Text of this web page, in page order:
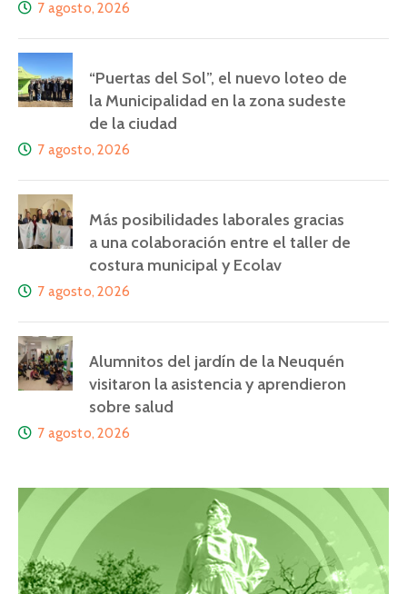
7 agosto, 2026
“Puertas del Sol”, el nuevo loteo de
la Municipalidad en la zona sudeste
de la ciudad
7 agosto, 2026
Más posibilidades laborales gracias
a una colaboración entre el taller de
costura municipal y Ecolav
7 agosto, 2026
Alumnitos del jardín de la Neuquén
visitaron la asistencia y aprendieron
sobre salud
7 agosto, 2026